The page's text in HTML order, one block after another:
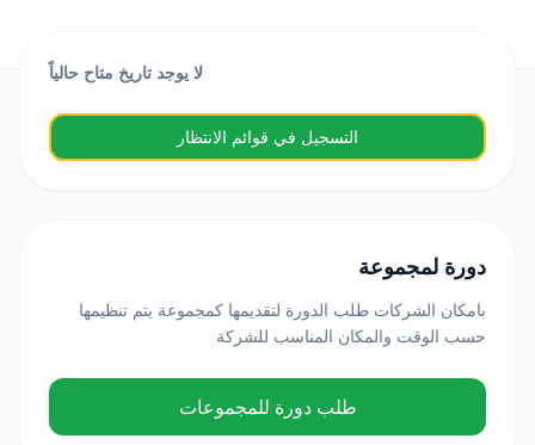
لا يوجد تاريخ متاح حالياً
التسجيل في قوائم الانتظار
دورة لمجموعة
بامكان الشركات طلب الدورة لتقديمها كمجموعة يتم تنظيمها
حسب الوقت والمكان المناسب للشركة
طلب دورة للمجموعات